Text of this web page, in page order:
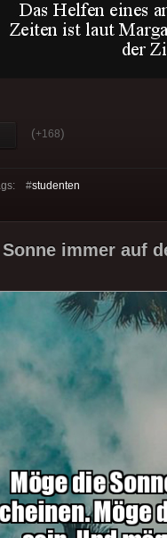
(+168)
#studenten
immer auf